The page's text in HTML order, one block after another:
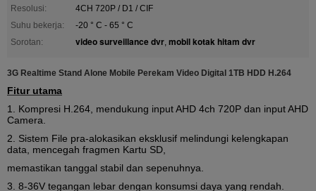
Resolusi:
4CH 720P / D1 / CIF
Suhu bekerja:
-20 ° C - 65 ° C
Sorotan:
video surveillance dvr, mobil kotak hitam dvr
3G Realtime Stand Alone Mobile Perekam Video Digital 1TB HDD H.264
Fitur utama
1. Kompresi H.264, mendukung input AHD 4ch 720P dan input AHD
Camera.
2. Sistem File pra-alokasikan eksklusif melindungi kelengkapan
data, mencegah fragmen Kartu SD,
memastikan tanggal stabil dan sepenuhnya.
3. 8-36V tegangan lebar dengan konsumsi daya yang rendah.